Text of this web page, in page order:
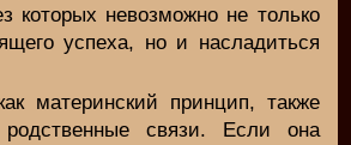
которых невозможно не только
успеха, но и насладиться
материнский принцип, также
родственные связи. Если она